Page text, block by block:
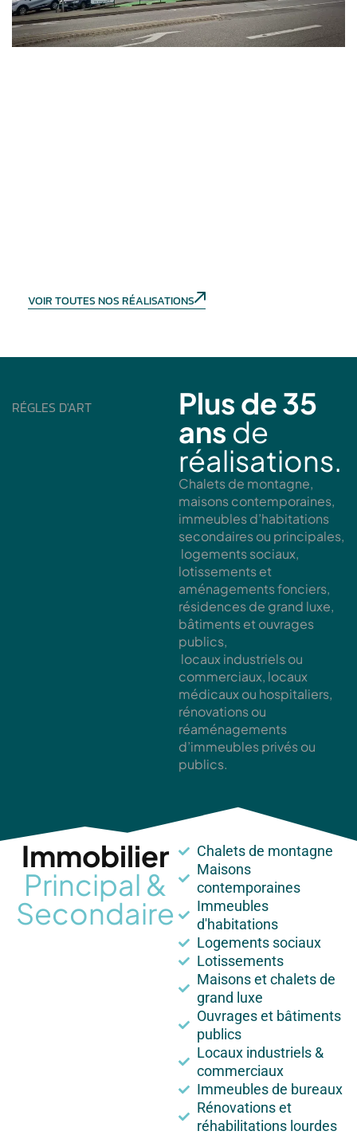
VOIR TOUTES NOS RÉALISATIONS
RÉGLES D'ART
Plus de 35
ans de
réalisations.
Chalets de montagne,
maisons contemporaines,
immeubles d’habitations
secondaires ou principales,
logements sociaux,
lotissements et
aménagements fonciers,
résidences de grand luxe,
bâtiments et ouvrages
publics,
locaux industriels ou
commerciaux, locaux
médicaux ou hospitaliers,
rénovations ou
réaménagements
d’immeubles privés ou
publics.
Immobilier
Principal &
Secondaire
Chalets de montagne
Maisons
contemporaines
Immeubles
d'habitations
Logements sociaux
Lotissements
Maisons et chalets de
grand luxe
Ouvrages et bâtiments
publics
Locaux industriels &
commerciaux
Immeubles de bureaux
Rénovations et
réhabilitations lourdes